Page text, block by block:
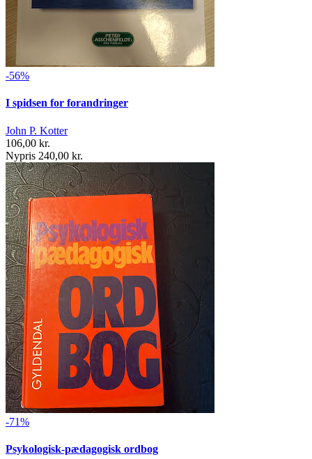
-56%
I spidsen for forandringer
John P. Kotter
106,00 kr.
Nypris 240,00 kr.
-71%
Psykologisk-pædagogisk ordbog